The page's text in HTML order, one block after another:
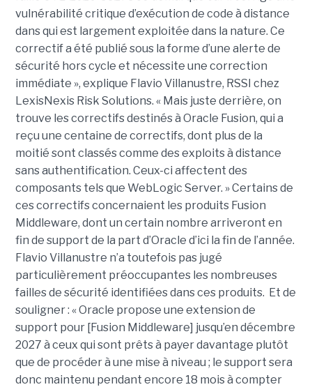
vulnérabilité critique d’exécution de code à distance
dans qui est largement exploitée dans la nature. Ce
correctif a été publié sous la forme d’une alerte de
sécurité hors cycle et nécessite une correction
immédiate », explique Flavio Villanustre, RSSI chez
LexisNexis Risk Solutions. « Mais juste derrière, on
trouve les correctifs destinés à Oracle Fusion, qui a
reçu une centaine de correctifs, dont plus de la
moitié sont classés comme des exploits à distance
sans authentification. Ceux-ci affectent des
composants tels que WebLogic Server. » Certains de
ces correctifs concernaient les produits Fusion
Middleware, dont un certain nombre arriveront en
fin de support de la part d’Oracle d’ici la fin de l’année.
Flavio Villanustre n’a toutefois pas jugé
particulièrement préoccupantes les nombreuses
failles de sécurité identifiées dans ces produits. Et de
souligner : « Oracle propose une extension de
support pour [Fusion Middleware] jusqu’en décembre
2027 à ceux qui sont prêts à payer davantage plutôt
que de procéder à une mise à niveau ; le support sera
donc maintenu pendant encore 18 mois à compter